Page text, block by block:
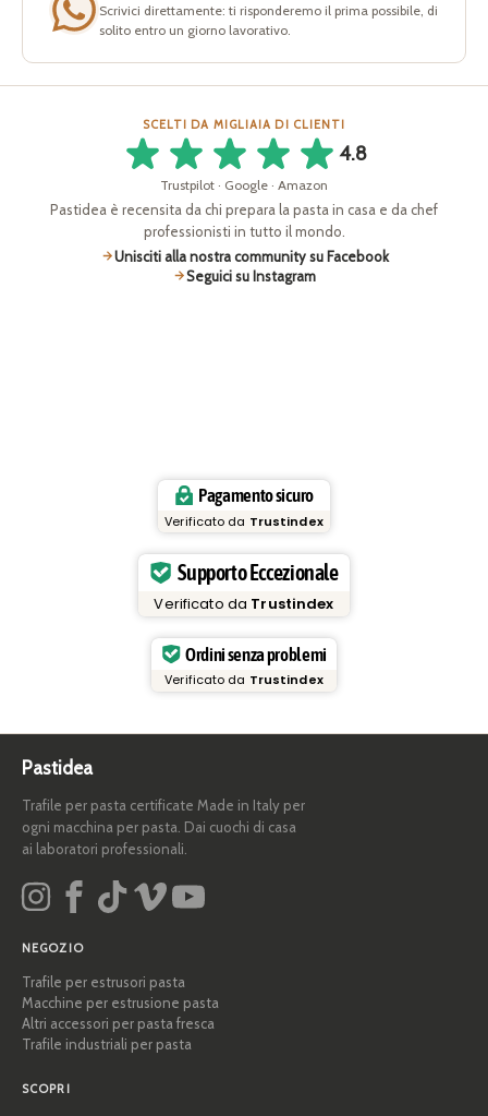
Scrivici direttamente: ti risponderemo il prima possibile, di
solito entro un giorno lavorativo.
SCELTI DA MIGLIAIA DI CLIENTI
4.8
Trustpilot · Google · Amazon
Pastidea è recensita da chi prepara la pasta in casa e da chef
professionisti in tutto il mondo.
Unisciti alla nostra community su Facebook
Seguici su Instagram
Pagamento sicuro
Verificato da Trustindex
Supporto Eccezionale
Verificato da Trustindex
Ordini senza problemi
Verificato da Trustindex
Pastidea
Trafile per pasta certificate Made in Italy per
ogni macchina per pasta. Dai cuochi di casa
ai laboratori professionali.
NEGOZIO
Trafile per estrusori pasta
Macchine per estrusione pasta
Altri accessori per pasta fresca
Trafile industriali per pasta
SCOPRI